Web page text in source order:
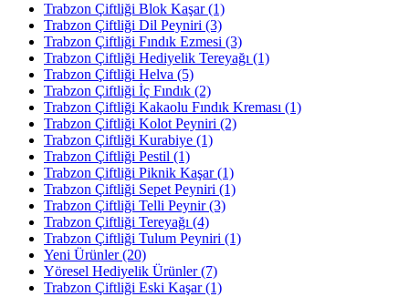
Trabzon Çiftliği Blok Kaşar (1)
Trabzon Çiftliği Dil Peyniri (3)
Trabzon Çiftliği Fındık Ezmesi (3)
Trabzon Çiftliği Hediyelik Tereyağı (1)
Trabzon Çiftliği Helva (5)
Trabzon Çiftliği İç Fındık (2)
Trabzon Çiftliği Kakaolu Fındık Kreması (1)
Trabzon Çiftliği Kolot Peyniri (2)
Trabzon Çiftliği Kurabiye (1)
Trabzon Çiftliği Pestil (1)
Trabzon Çiftliği Piknik Kaşar (1)
Trabzon Çiftliği Sepet Peyniri (1)
Trabzon Çiftliği Telli Peynir (3)
Trabzon Çiftliği Tereyağı (4)
Trabzon Çiftliği Tulum Peyniri (1)
Yeni Ürünler (20)
Yöresel Hediyelik Ürünler (7)
Trabzon Çiftliği Eski Kaşar (1)